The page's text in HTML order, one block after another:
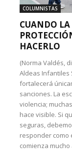
COLUMNISTAS
CUANDO LA
HACERLO
(Norma Valdés,
Aldeas Infantiles
fortalecerá
sanciones. La
violencia;
hace visible. Si
seguras,
responder como
comienza